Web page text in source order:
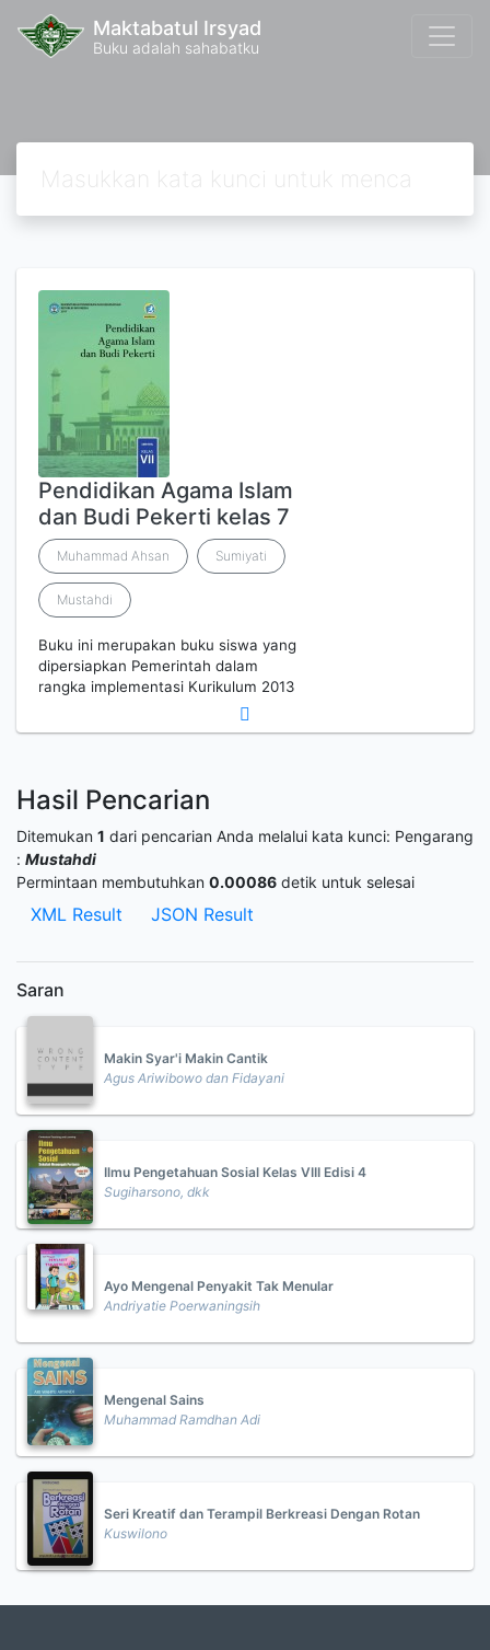
Maktabatul Irsyad
Buku adalah sahabatku
Pendidikan Agama Islam
dan Budi Pekerti kelas 7
Muhammad Ahsan Sumiyati
Mustahdi
Buku ini merupakan buku siswa yang
dipersiapkan Pemerintah dalam
rangka implementasi Kurikulum 2013
Hasil Pencarian
Ditemukan 1 dari pencarian Anda melalui kata kunci: Pengarang
: Mustahdi
Permintaan membutuhkan 0.00086 detik untuk selesai
XML Result JSON Result
Saran
Makin Syar'i Makin Cantik
Agus Ariwibowo dan Fidayani
Ilmu Pengetahuan Sosial Kelas VIII Edisi 4
Sugiharsono, dkk
Ayo Mengenal Penyakit Tak Menular
Andriyatie Poerwaningsih
Mengenal Sains
Muhammad Ramdhan Adi
Seri Kreatif dan Terampil Berkreasi Dengan Rotan
Kuswilono